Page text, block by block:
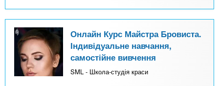
Онлайн Курс Майстра Бровиста.
Індивідуальне навчання,
самостійне вивчення
SML - Школа-студія краси